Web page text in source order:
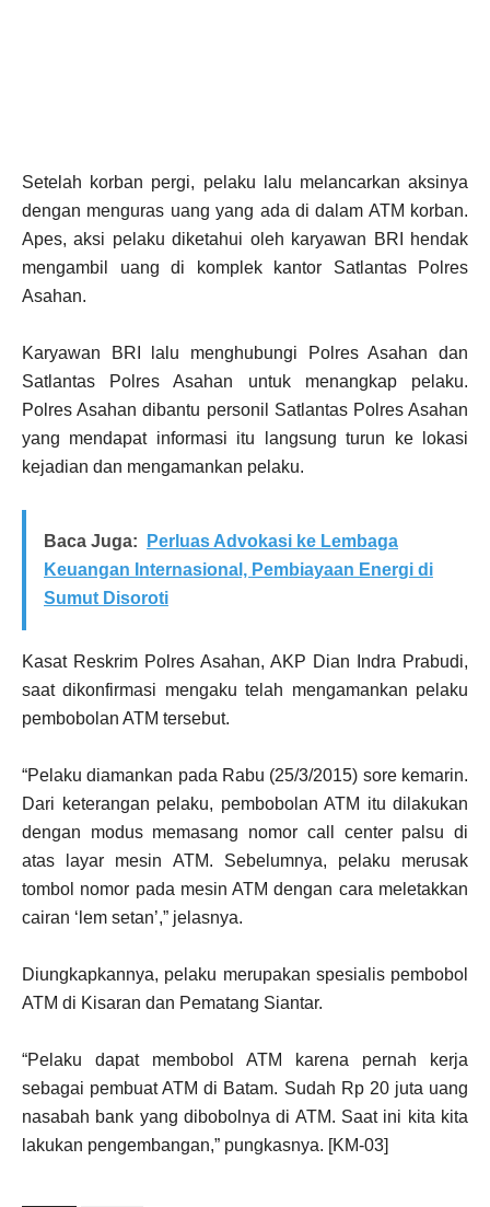
Setelah korban pergi, pelaku lalu melancarkan aksinya
dengan menguras uang yang ada di dalam ATM korban.
Apes, aksi pelaku diketahui oleh karyawan BRI hendak
mengambil uang di komplek kantor Satlantas Polres
Asahan.
Karyawan BRI lalu menghubungi Polres Asahan dan
Satlantas Polres Asahan untuk menangkap pelaku.
Polres Asahan dibantu personil Satlantas Polres Asahan
yang mendapat informasi itu langsung turun ke lokasi
kejadian dan mengamankan pelaku.
Baca Juga:
Perluas Advokasi ke Lembaga
Keuangan Internasional, Pembiayaan Energi di
Sumut Disoroti
Kasat Reskrim Polres Asahan, AKP Dian Indra Prabudi,
saat dikonfirmasi mengaku telah mengamankan pelaku
pembobolan ATM tersebut.
“Pelaku diamankan pada Rabu (25/3/2015) sore kemarin.
Dari keterangan pelaku, pembobolan ATM itu dilakukan
dengan modus memasang nomor call center palsu di
atas layar mesin ATM. Sebelumnya, pelaku merusak
tombol nomor pada mesin ATM dengan cara meletakkan
cairan ‘lem setan’,” jelasnya.
Diungkapkannya, pelaku merupakan spesialis pembobol
ATM di Kisaran dan Pematang Siantar.
“Pelaku dapat membobol ATM karena pernah kerja
sebagai pembuat ATM di Batam. Sudah Rp 20 juta uang
nasabah bank yang dibobolnya di ATM. Saat ini kita kita
lakukan pengembangan,” pungkasnya. [KM-03]